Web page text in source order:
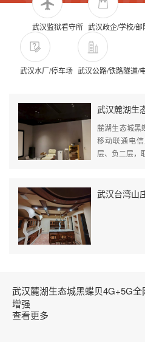
武汉监狱看守所 武汉政企/学校/部
武汉水厂/停车场 武汉公路/铁路隧道/
麓湖生态城黑
移动联通电
层、负二层，
武汉麓湖生态城黑蝶贝4G+5G全
增强
查看更多